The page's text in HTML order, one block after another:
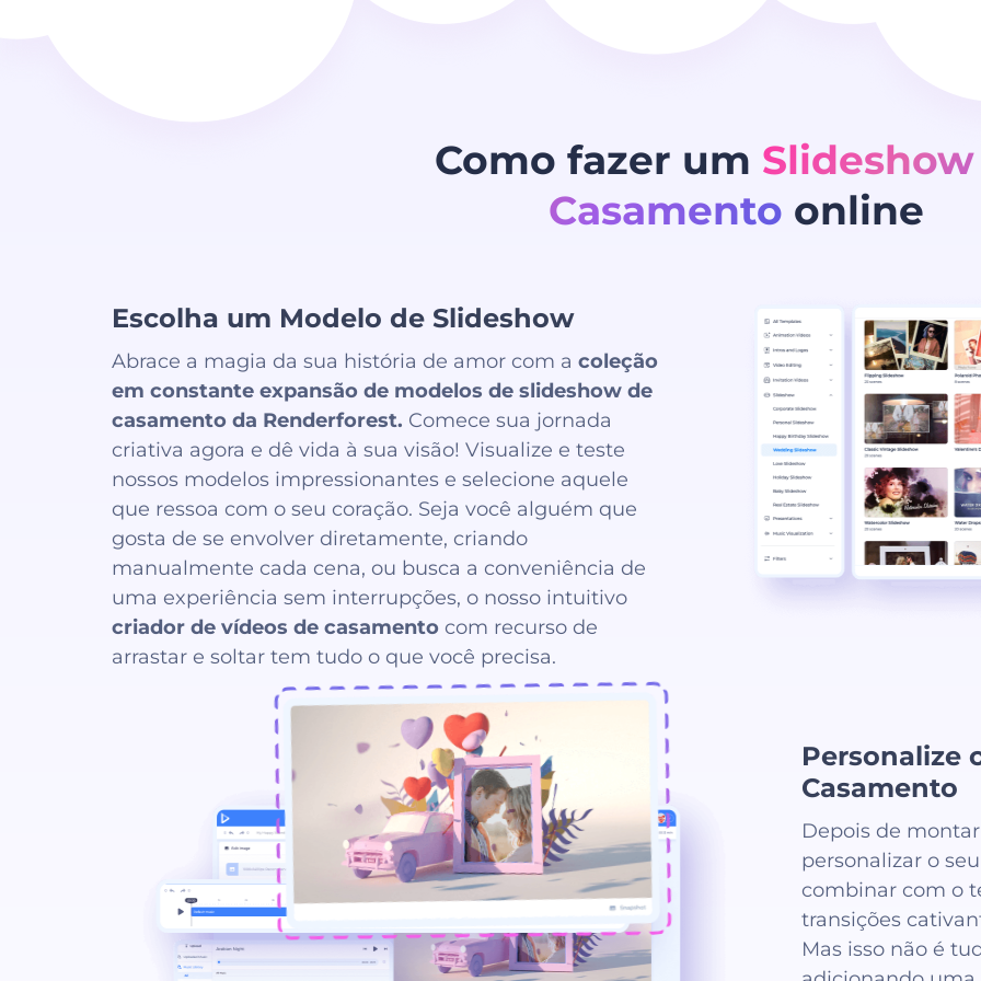
Como fazer um
Casamento online
Escolha um Modelo de Slideshow
Abrace a magia da sua história de amor com a coleção
em constante expansão de modelos de slideshow de
casamento da Renderforest. Comece sua jornada
criativa agora e dê vida à sua visão! Visualize e teste
nossos modelos impressionantes e selecione aquele
que ressoa com o seu coração. Seja você alguém que
gosta de se envolver diretamente, criando
manualmente cada cena, ou busca a conveniência de
uma experiência sem interrupções, o nosso intuitivo
criador de vídeos de casamento com recurso de
arrastar e soltar tem tudo o que você precisa.
Personalize
Casamento
Depois de
personalizar o
combinar com o
transições
Mas isso não é